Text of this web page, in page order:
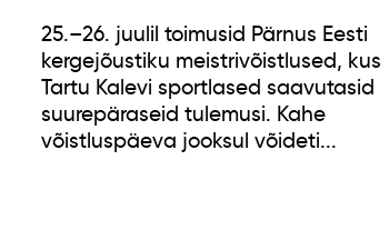
25.–26. juulil toimusid Pärnus Eesti
kergejõustiku meistrivõistlused, kus
Tartu Kalevi sportlased saavutasid
suurepäraseid tulemusi. Kahe
võistluspäeva jooksul võideti...